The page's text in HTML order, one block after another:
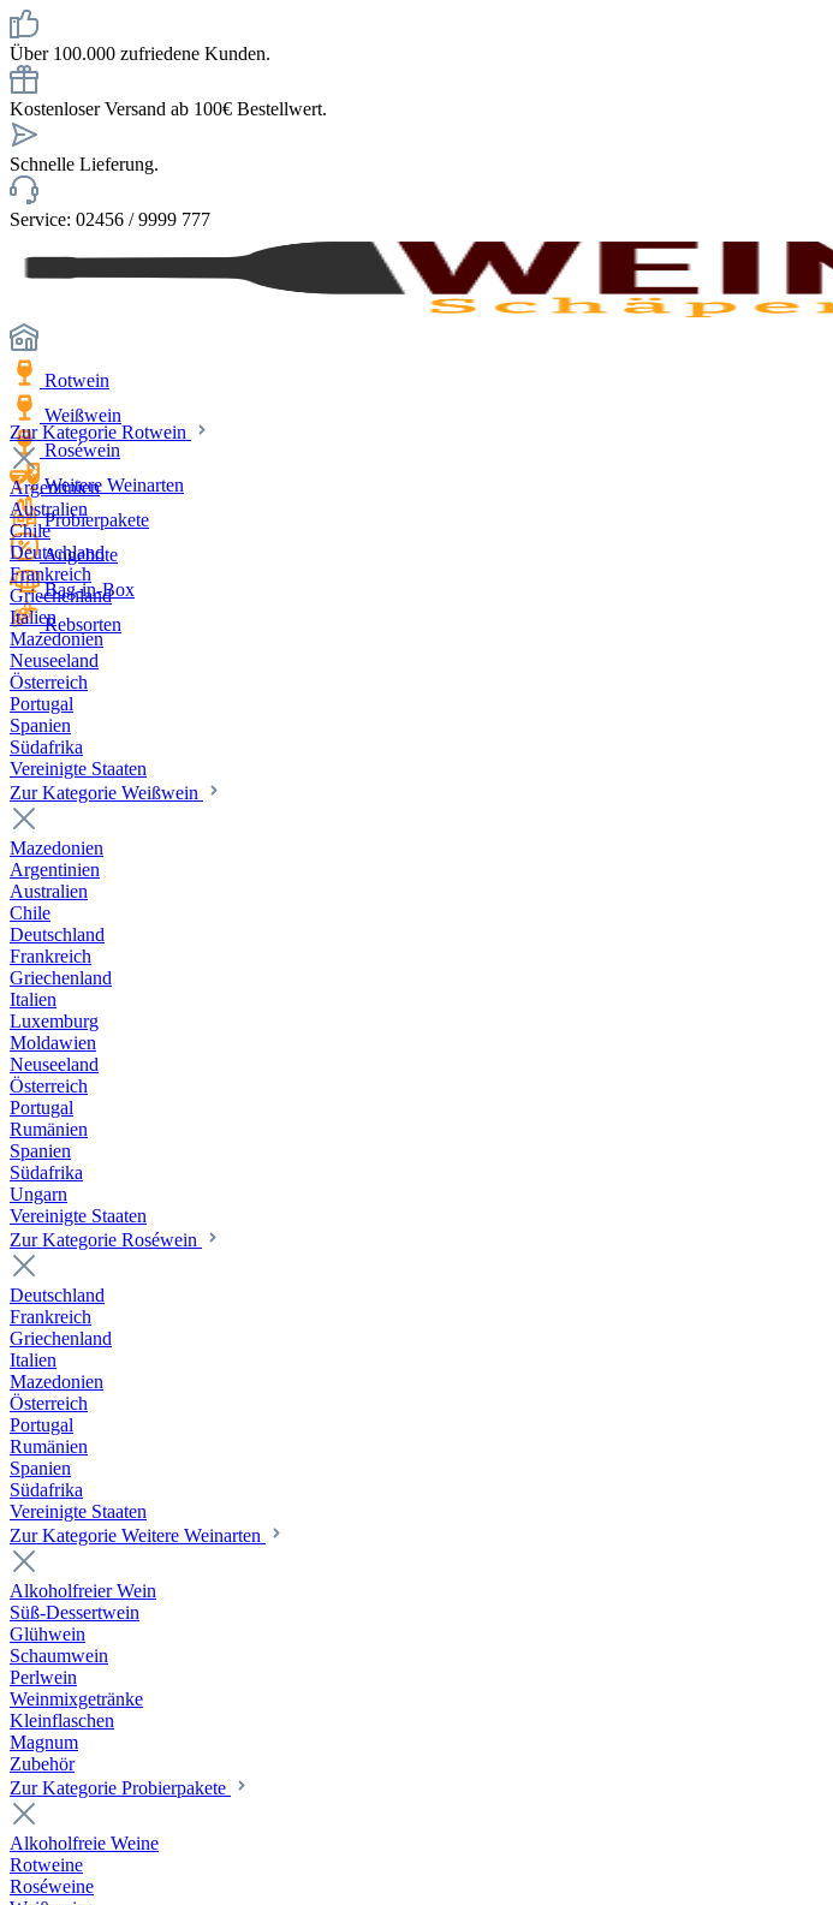
Über 100.000 zufriedene Kunden.
Kostenloser Versand ab 100€ Bestellwert.
Schnelle Lieferung.
Service: 02456 / 9999 777
Rotwein
Weißwein
Roséwein
Weitere Weinarten
Probierpakete
Angebote
Bag-in-Box
Rebsorten
Zur Kategorie Rotwein
Argentinien
Australien
Chile
Deutschland
Frankreich
Griechenland
Italien
Mazedonien
Neuseeland
Österreich
Portugal
Spanien
Südafrika
Vereinigte Staaten
Zur Kategorie Weißwein
Mazedonien
Argentinien
Australien
Chile
Deutschland
Frankreich
Griechenland
Italien
Luxemburg
Moldawien
Neuseeland
Österreich
Portugal
Rumänien
Spanien
Südafrika
Ungarn
Vereinigte Staaten
Zur Kategorie Roséwein
Deutschland
Frankreich
Griechenland
Italien
Mazedonien
Österreich
Portugal
Rumänien
Spanien
Südafrika
Vereinigte Staaten
Zur Kategorie Weitere Weinarten
Alkoholfreier Wein
Süß-Dessertwein
Glühwein
Schaumwein
Perlwein
Weinmixgetränke
Kleinflaschen
Magnum
Zubehör
Zur Kategorie Probierpakete
Alkoholfreie Weine
Rotweine
Roséweine